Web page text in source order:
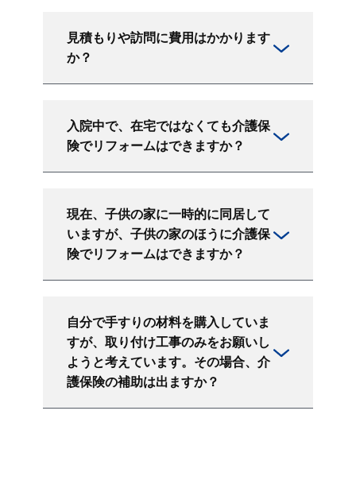
見積もりや訪問に費用はかかります
か？
入院中で、在宅ではなくても介護保
険でリフォームはできますか？
現在、子供の家に一時的に同居して
いますが、子供の家のほうに介護保
険でリフォームはできますか？
自分で手すりの材料を購入していま
すが、取り付け工事のみをお願いし
ようと考えています。その場合、介
護保険の補助は出ますか？